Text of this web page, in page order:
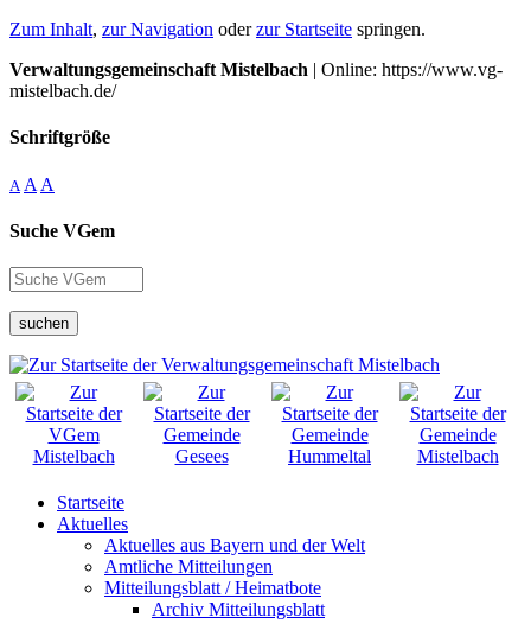
Zum Inhalt, zur Navigation oderzur Startseite springen.
Verwaltungsgemeinschaft Mistelbach | Online: https://www.vg-
mistelbach.de/
Schriftgröße
A A A
Suche VGem
suchen
Startseite
Aktuelles
Aktuelles aus Bayern und der Welt
Amtliche Mitteilungen
Mitteilungsblatt / Heimatbote
Archiv Mitteilungsblatt